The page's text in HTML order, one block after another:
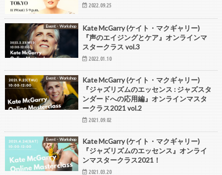
2022.09.25
Event・Workshop
Kate McGarry (ケイト・マクギャリー)
『声のエイジングとケア』オンラインマ
スタークラス vol.3
2022.01.10
Event・Workshop
Kate McGarry (ケイト・マクギャリー)
『ジャズリズムのエッセンス : ジャズスタ
ンダードへの応用編』オンラインマスタ
ークラス2021 vol.2
2021.09.02
Event・Workshop
Kate McGarry (ケイト・マクギャリー)
『ジャズリズムのエッセンス』オンライ
ンマスタークラス2021！
2021.03.20